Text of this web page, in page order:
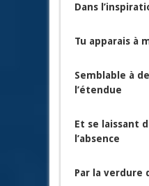
Dans
Tu apparais à
Semblable à
l’étendue
Et se laissant
l’absence
Par la verdure